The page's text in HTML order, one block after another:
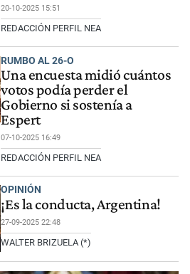
20-10-2025 15:51
REDACCIÓN PERFIL NEA
RUMBO AL 26-O
Una encuesta midió cuántos
votos podía perder el
Gobierno si sostenía a
Espert
07-10-2025 16:49
REDACCIÓN PERFIL NEA
OPINIÓN
¡Es la conducta, Argentina!
27-09-2025 22:48
WALTER BRIZUELA (*)